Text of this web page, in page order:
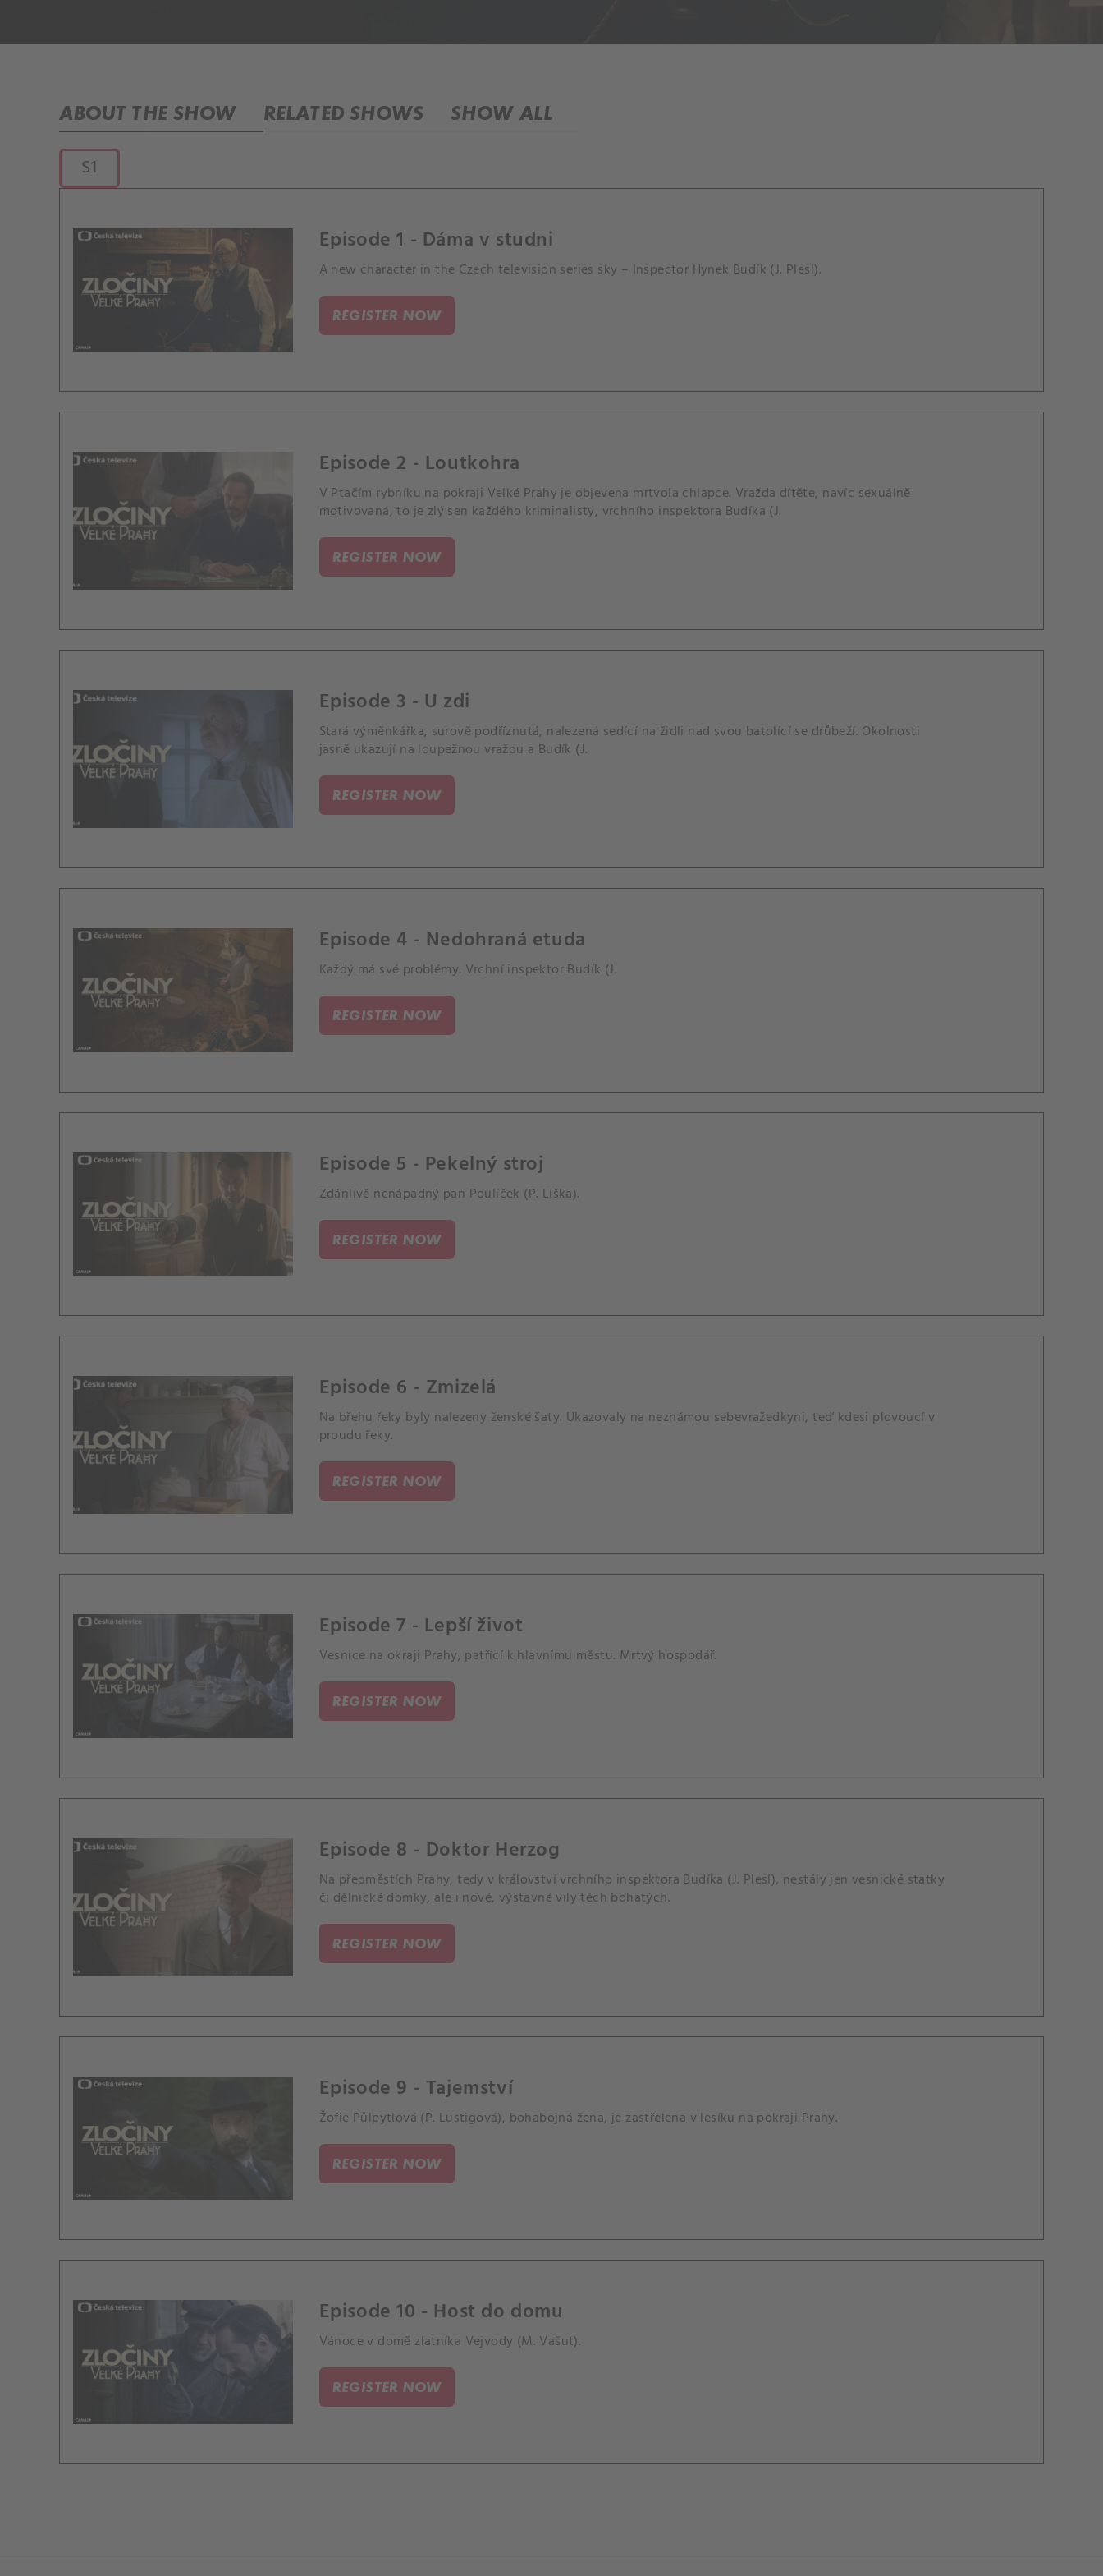
ABOUT THE SHOW RELATED SHOWS SHOW ALL
S1
Episode 1 - Dáma v studni
A new character in the Czech television series sky – Inspector Hynek Budík (J. Plesl).
REGISTER NOW
Episode 2 - Loutkohra
V Ptačím rybníku na pokraji Velké Prahy je objevena mrtvola chlapce. Vražda dítěte, navíc sexuálně
motivovaná, to je zlý sen každého kriminalisty, vrchního inspektora Budíka (J.
REGISTER NOW
Episode 3 - U zdi
Stará výměnkářka, surově podříznutá, nalezená sedící na židli nad svou batolící se drůbeží. Okolnosti
jasně ukazují na loupežnou vraždu a Budík (J.
REGISTER NOW
Episode 4 - Nedohraná etuda
Každý má své problémy. Vrchní inspektor Budík (J.
REGISTER NOW
Episode 5 - Pekelný stroj
Zdánlivě nenápadný pan Poulíček (P. Liška).
REGISTER NOW
Episode 6 - Zmizelá
Na břehu řeky byly nalezeny ženské šaty. Ukazovaly na neznámou sebevražedkyni, teď kdesi plovoucí v
proudu řeky.
REGISTER NOW
Episode 7 - Lepší život
Vesnice na okraji Prahy, patřící k hlavnímu městu. Mrtvý hospodář.
REGISTER NOW
Episode 8 - Doktor Herzog
Na předměstích Prahy, tedy v království vrchního inspektora Budíka (J. Plesl), nestály jen vesnické statky
či dělnické domky, ale i nové, výstavné vily těch bohatých.
REGISTER NOW
Episode 9 - Tajemství
Žofie Půlpytlová (P. Lustigová), bohabojná žena, je zastřelena v lesíku na pokraji Prahy.
REGISTER NOW
Episode 10 - Host do domu
Vánoce v domě zlatníka Vejvody (M. Vašut).
REGISTER NOW